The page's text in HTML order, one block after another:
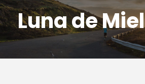
Luna de Miel